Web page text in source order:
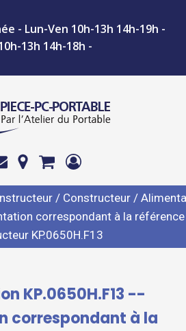
- Lun-Ven 10h-13h 14h-19h -
13h 14h-18h -
/ Constructeur /
correspondant à la référence
KP.0650H.F13
KP.0650H.F13 --
correspondant à la